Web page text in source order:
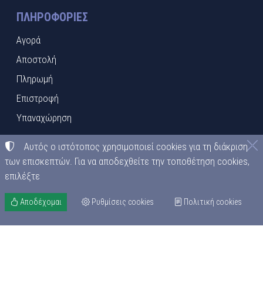
ΠΛΗΡΟΦΟΡΊΕΣ
Αγορά
Αποστολή
Πληρωμή
Επιστροφή
Υπαναχώρηση
Ο ΛΟΓΑΡΙΑΣΜΌΣ ΜΟΥ
Είσοδος
Δημιουργία λογαριασμού
Καλάθι αγορών
©2015-2026 ΜΠΑΞΕΒΑΝΟΣ ΕΠΕ
Αυτός ο ιστότοπος χρησιμοποιεί cookies για τη διάκριση
των επισκεπτών. Για να αποδεχθείτε την τοποθέτηση cookies,
επιλέξτε
Αποδέχομαι Ρυθμίσεις cookies Πολιτική cookies